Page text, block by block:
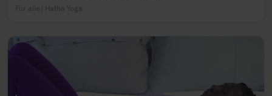
Für alle | Hatha Yoga